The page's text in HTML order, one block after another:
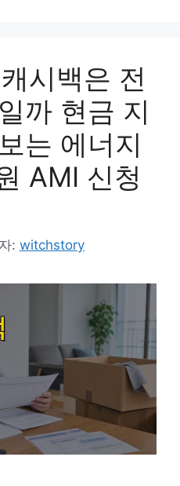
시백은 전
까 현금 지
는 에너지
AMI 신청
: witchstory